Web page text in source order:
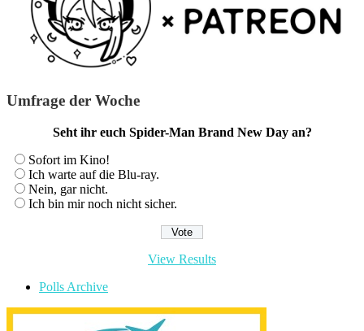
Umfrage der Woche
Seht ihr euch Spider-Man Brand New Day an?
Sofort im Kino!
Ich warte auf die Blu-ray.
Nein, gar nicht.
Ich bin mir noch nicht sicher.
View Results
Polls Archive